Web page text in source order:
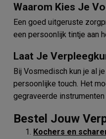
Waarom Kies Je
Een goed uitgeruste
een persoonlijk tintje aan
Laat Je
Bij Vosmedisch kun je al
persoonlijke touch. Het
gegraveerde
Bestel Jouw
Kochers en